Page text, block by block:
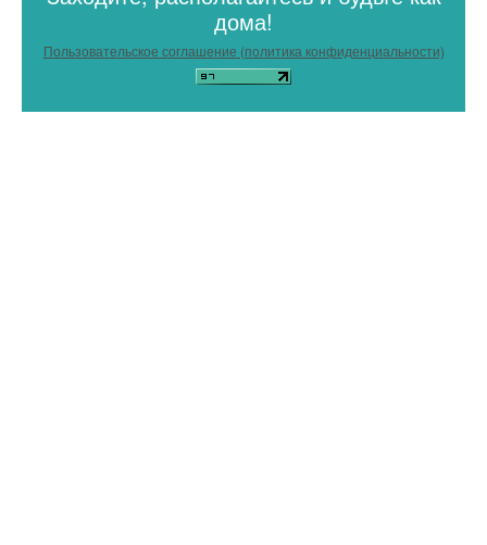
дома!
Пользовательское соглашение (политика конфиденциальности)